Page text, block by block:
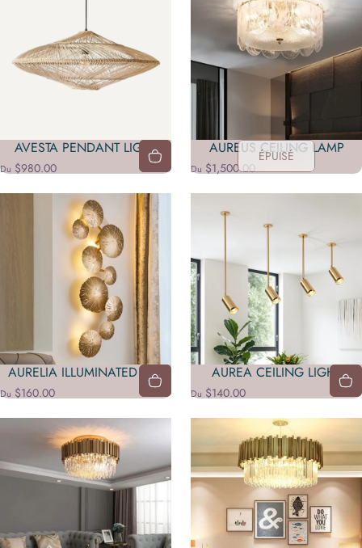
AVESTA PENDANT LIGHT
Du $980.00
ÉPUISÉ
AUREUS CEILING LAMP
Du $1,500.00
AURELIA ILLUMINATED ART
Du $160.00
AUREA CEILING LIGHT
Du $140.00